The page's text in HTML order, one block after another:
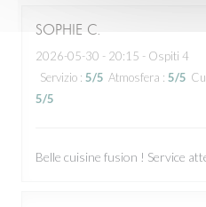
SOPHIE C
2026-05-30 - 20:15 - Ospiti 4
Servizio : 5/5 Atmosfera : 5/5
5/5
Belle cuisine fusion ! Service